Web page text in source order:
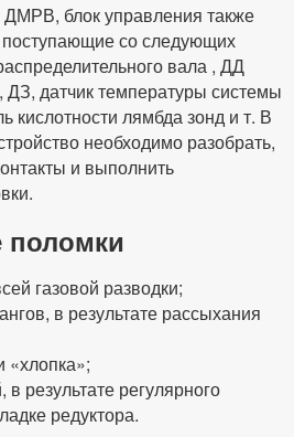
блок управления также
со следующих
вала , ДД
ДЗ, датчик температуры системы
кислотности лямбда зонд и т. В
необходимо разобрать,
и выполнить
газовой разводки;
в результате рассыхания
«хлопка»;
результате регулярного
редуктора.